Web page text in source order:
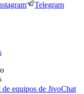
Telegram
de equipos de JivoChat